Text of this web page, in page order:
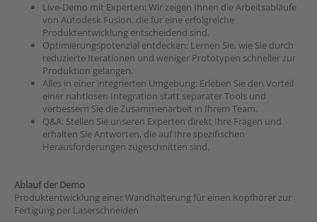
Live-Demo mit Experten: Wir zeigen Ihnen die Arbeitsabläufe
von Autodesk Fusion, die für eine erfolgreiche
Produktentwicklung entscheidend sind.
Optimierungspotenzial entdecken: Lernen Sie, wie Sie durch
reduzierte Iterationen und weniger Prototypen schneller zur
Produktion gelangen.
Alles in einer integrierten Umgebung: Erleben Sie den Vorteil
einer nahtlosen Integration statt separater Tools und
verbessern Sie die Zusammenarbeit in Ihrem Team.
Q&A: Stellen Sie unseren Experten direkt Ihre Fragen und
erhalten Sie Antworten, die auf Ihre spezifischen
Herausforderungen zugeschnitten sind.
Ablauf der Demo
Produktentwicklung einer Wandhalterung für einen Kopfhörer zur
Fertigung per Laserschneiden